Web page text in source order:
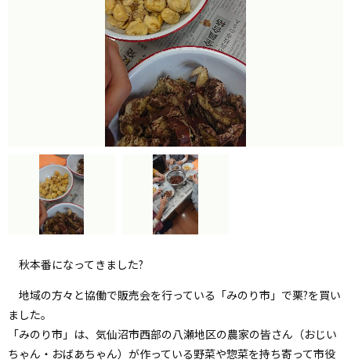
秋本番になってきました?
地域の方々と協働で販売会を行っている「みのり市」で栗?を買い
ました。
「みのり市」は、気仙沼市西部の八瀬地区の農家の皆さん（おじい
ちゃん・おばあちゃん）が作っている野菜や惣菜を持ち寄って市役